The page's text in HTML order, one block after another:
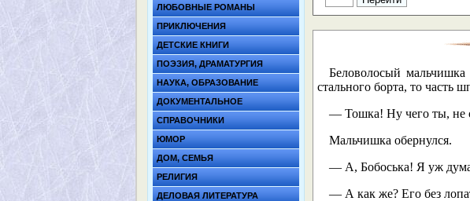
ЛЮБОВНЫЕ РОМАНЫ
ПРИКЛЮЧЕНИЯ
ДЕТСКИЕ КНИГИ
ПОЭЗИЯ, ДРАМАТУРГИЯ
НАУКА, ОБРАЗОВАНИЕ
ДОКУМЕНТАЛЬНОЕ
СПРАВОЧНИКИ
ЮМОР
ДОМ, СЕМЬЯ
РЕЛИГИЯ
ДЕЛОВАЯ ЛИТЕРАТУРА
Беловолосый
стального борта, то часть
— Тошка! Ну чего ты, не
Мальчишка обернулся.
— А, Бобоська! Я уж
— А как же? Его без